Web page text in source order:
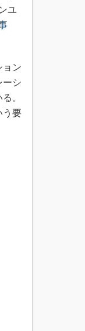
ユ
ョン
ーシ
。
う要